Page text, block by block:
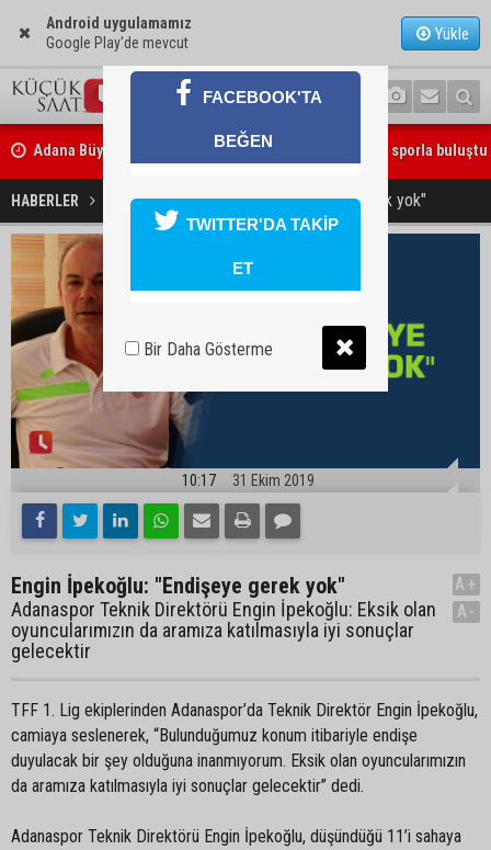
Android uygulamamız
Google Play'de mevcut
Yükle
Adana Büyükşehir Yaz Spor Okulları’nda 30 bin çocuk sporla buluştu
Beşiktaş dosyasında iki tahliye: Özcan Zenger ve Utku Caner
bırakıldı
HABERLER YAŞAM Engin İpekoğlu: "Endişeye gerek yok"
10:17 31 Ekim 2019
Engin İpekoğlu: "Endişeye gerek yok"
Adanaspor Teknik Direktörü Engin İpekoğlu: Eksik olan
oyuncularımızın da aramıza katılmasıyla iyi sonuçlar
gelecektir
A+
A-
TFF 1. Lig ekiplerinden Adanaspor’da Teknik Direktör Engin İpekoğlu,
camiaya seslenerek, “Bulunduğumuz konum itibariyle endişe
duyulacak bir şey olduğuna inanmıyorum. Eksik olan oyuncularımızın
da aramıza katılmasıyla iyi sonuçlar gelecektir” dedi.
Adanaspor Teknik Direktörü Engin İpekoğlu, düşündüğü 11’i sahaya
FACEBOOK'TA
BEĞEN
TWITTER'DA TAKİP
ET
Bir Daha Gösterme